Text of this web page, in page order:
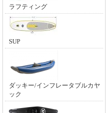
ラフティング
SUP
ダッキー/インフレータブルカヤ
ック